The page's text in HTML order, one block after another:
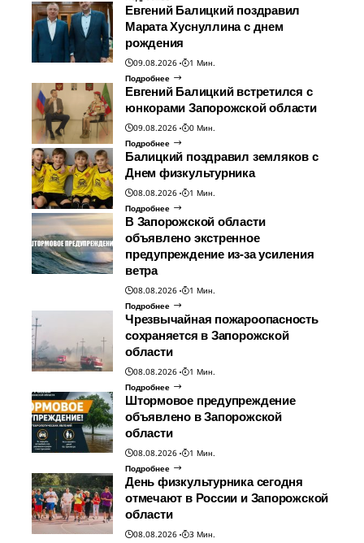
Евгений Балицкий поздравил
Марата Хуснуллина с днем
рождения
09.08.2026
1 Мин.
Подробнее
Евгений Балицкий встретился с
юнкорами Запорожской области
09.08.2026
0 Мин.
Подробнее
Балицкий поздравил земляков с
Днем физкультурника
08.08.2026
1 Мин.
Подробнее
В Запорожской области
объявлено экстренное
предупреждение из-за усиления
ветра
08.08.2026
1 Мин.
Подробнее
Чрезвычайная пожароопасность
сохраняется в Запорожской
области
08.08.2026
1 Мин.
Подробнее
Штормовое предупреждение
объявлено в Запорожской
области
08.08.2026
1 Мин.
Подробнее
День физкультурника сегодня
отмечают в России и Запорожской
области
08.08.2026
3 Мин.